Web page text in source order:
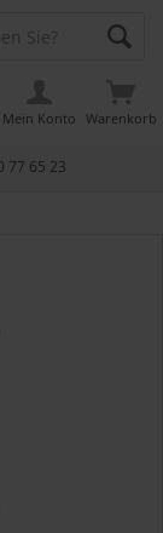
77 65 23
Warenkorb
Mein Konto